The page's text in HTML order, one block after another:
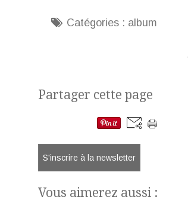
Catégories : album
Partager cette page
S'inscrire à la newsletter
Vous aimerez aussi :